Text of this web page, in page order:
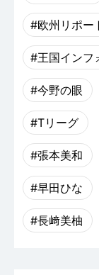
#欧州リポー
#王国インフ
#今野の眼
#Tリーグ
#張本美和
#早田ひな
#長﨑美柚